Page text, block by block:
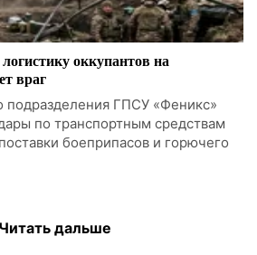
оккупантов на
враг
подразделения ГПСУ «Феникс»
по транспортным средствам
боеприпасов и горючего
Читать дальше